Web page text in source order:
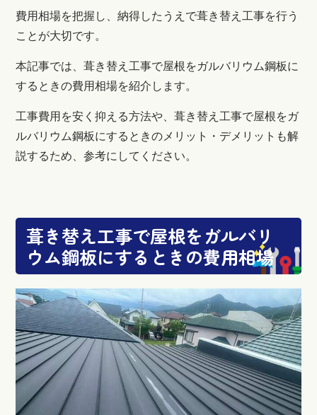
費用相場を把握し、納得したうえで葺き替え工事を行う
ことが大切です。
本記事では、葺き替え工事で屋根をガルバリウム鋼板に
するときの費用相場を紹介します。
工事費用を安く抑える方法や、葺き替え工事で屋根をガ
ルバリウム鋼板にするときのメリット・デメリットも解
説するため、参考にしてください。
葺き替え工事で屋根をガルバリ
ウム鋼板にするときの費用相場